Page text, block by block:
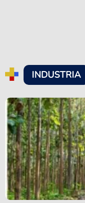
INDUSTRIA